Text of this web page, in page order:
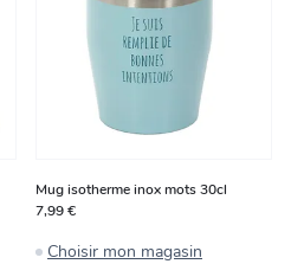
Mug isotherme inox mots 30cl
7,99 €
Choisir mon magasin